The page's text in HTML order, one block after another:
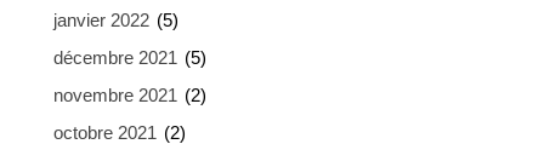
janvier 2022 (5)
décembre 2021 (5)
novembre 2021 (2)
octobre 2021 (2)